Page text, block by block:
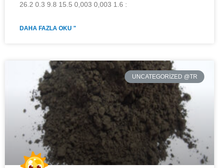
26.2 0.3 9.8 15.5 0,003 0,003 1.6 :
DAHA FAZLA OKU "
UNCATEGORIZED @TR